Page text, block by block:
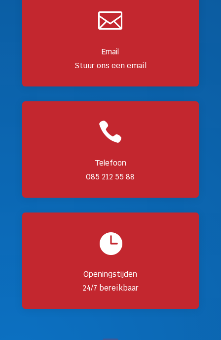

Email
Stuur ons een email

Telefoon
085 212 55 88

Openingstijden
24/7 bereikbaar